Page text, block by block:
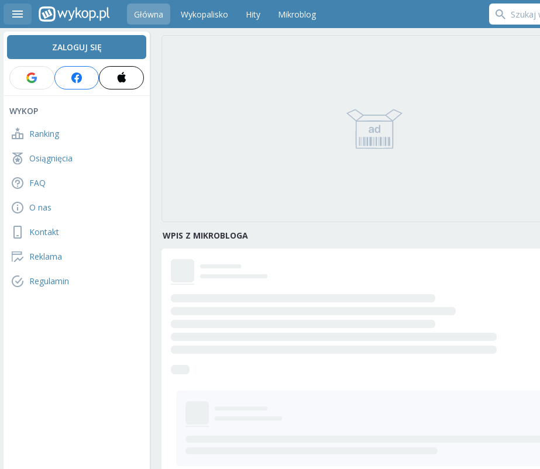
Główna Wykopalisko Hity Mikroblog
ZALOGUJ SIĘ
WYKOP
Ranking
Osiągnięcia
FAQ
O nas
Kontakt
Reklama
Regulamin
WPIS Z MIKROBLOGA